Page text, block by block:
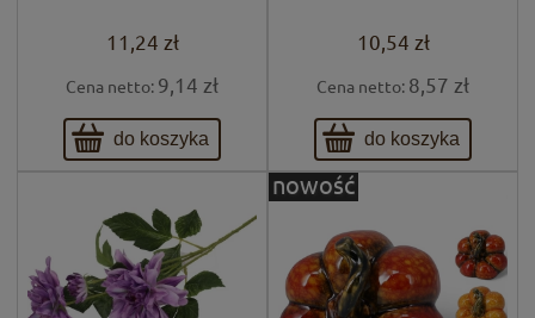
11,24 zł
Cena netto: 9,14 zł
do koszyka
10,54 zł
Cena netto: 8,57 zł
do koszyka
nowość